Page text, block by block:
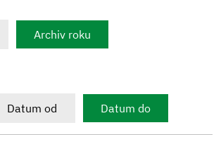
Archiv roku
Datum od Datum do